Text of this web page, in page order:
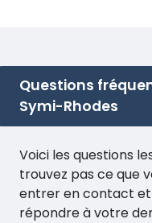
Questions
Symi-Rhodes
Voici les questions
trouvez pas ce que
entrer en contact et
répondre à votre